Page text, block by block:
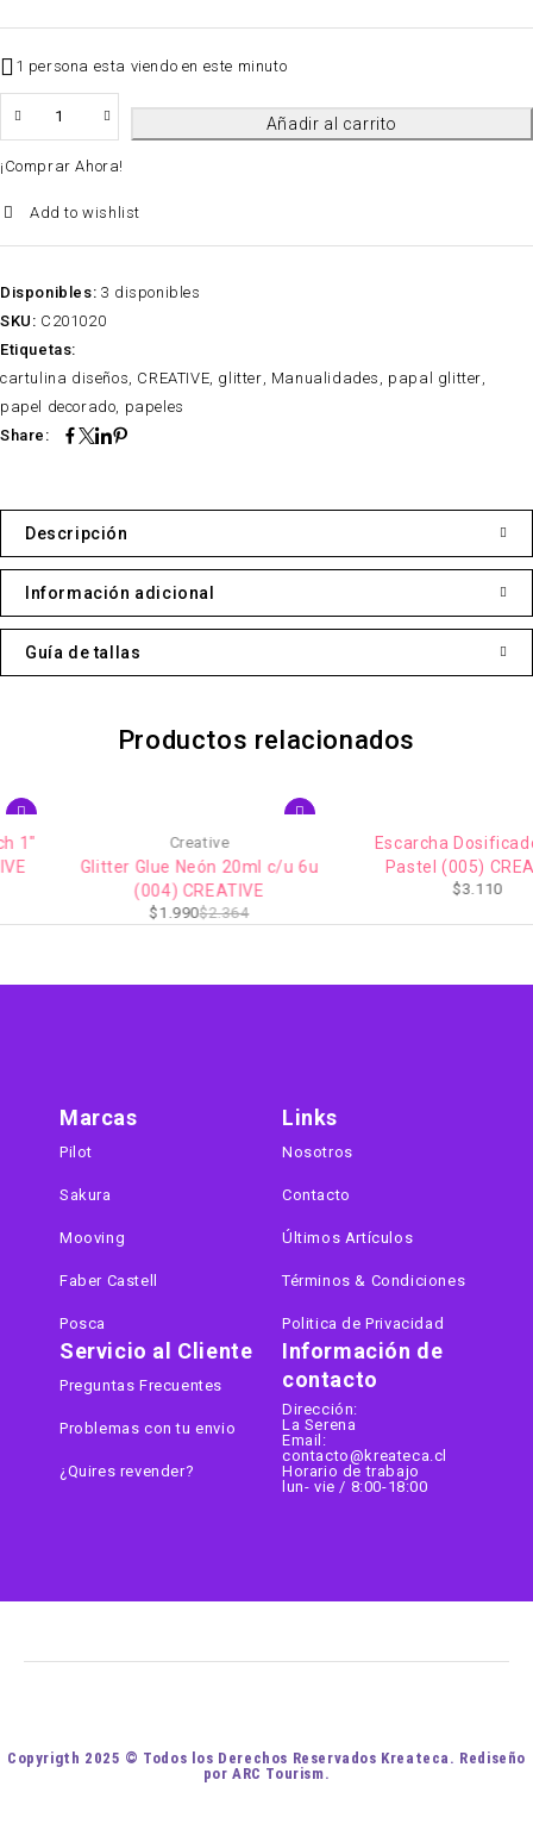
1 persona esta viendo en este minuto
Añadir al carrito
¡Comprar Ahora!
Add to wishlist
Disponibles: 3 disponibles
SKU: C201020
Etiquetas:
cartulina diseños CREATIVE glitter Manualidades papal glitter
papel decorado papeles
Share:
Descripción
Información adicional
Guía de tallas
Productos relacionados
Glitter Glue Neón 20ml c/u 6u
(004) CREATIVE
2.364
Escarcha Dosificador 50g
Pastel (005) CREATIVE
Información de
contacto
Dirección:
La Serena
Email:
contacto@kreateca.cl
Horario de trabajo
lun- vie / 8:00-18:00
Marcas
Pilot
Sakura
Mooving
Faber Castell
Posca
Links
Nosotros
Contacto
Últimos Artículos
Términos & Condiciones
Politica de Privacidad
Servicio al Cliente
Preguntas Frecuentes
Problemas con tu envio
¿Quires revender?
Copyrigth 2025 © Todos los Derechos Reservados Kreateca. Rediseño
por ARC Tourism.